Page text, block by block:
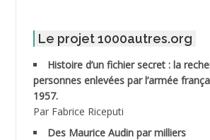
ABDELMOUMENE Ahmed
ABDESMED Mohamed ben Kaddour
ABDESSELAMI Kouider
Le projet 1000autres.org
Histoire d’un fichier secret : la
personnes enlevées par l’armée
1957.
Par Fabrice Riceputi
Des Maurice Audin par milliers